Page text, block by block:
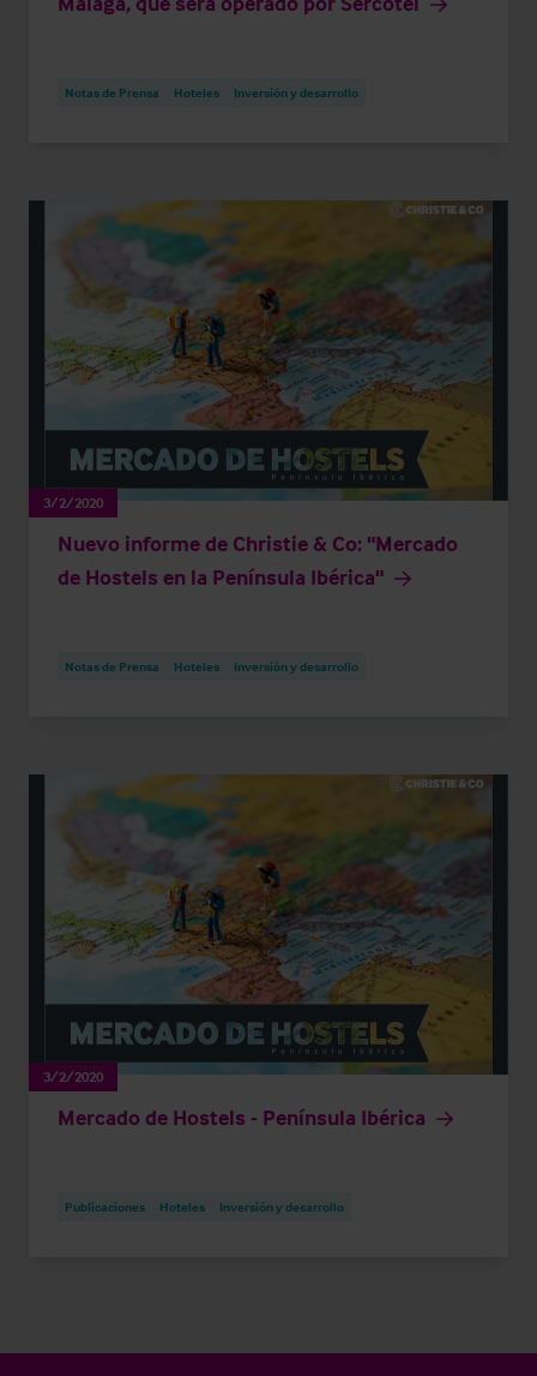
Notas de Prensa Hoteles Inversión y desarrollo
3/2/2020
Nuevo informe de Christie & Co: "Mercado
de Hostels en la Península Ibérica"
Notas de Prensa Hoteles Inversión y desarrollo
3/2/2020
Mercado de Hostels - Península Ibérica
Publicaciones Hoteles Inversión y desarrollo